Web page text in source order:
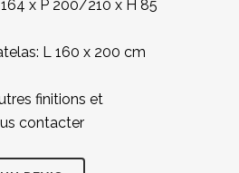
x P 200/210 x H 85
L 160 x 200 cm
finitions et
contacter